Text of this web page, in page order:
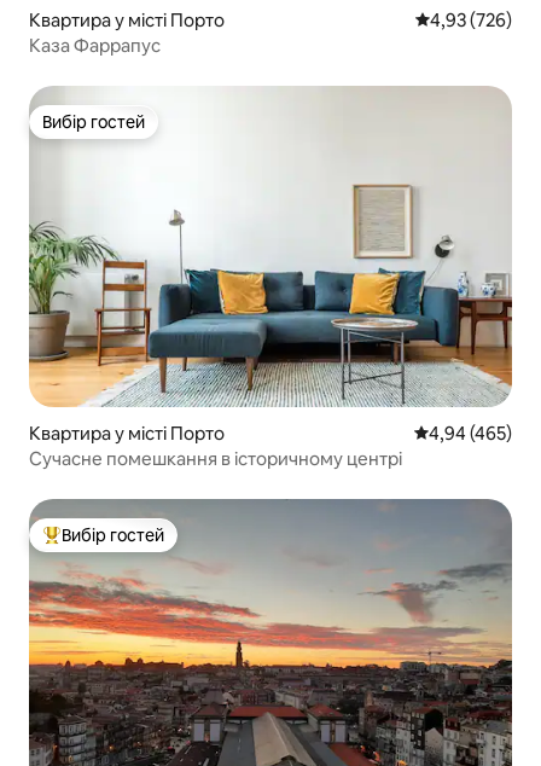
Квартира у місті Порто Середня
4,93 (726)
Каза Фаррапус
Вибір гостей
Вибір гостей
Квартира у місті Порто Середня
4,94 (465)
Сучасне помешкання в історичному центрі
Топ вибір гостей
Вибір гостей